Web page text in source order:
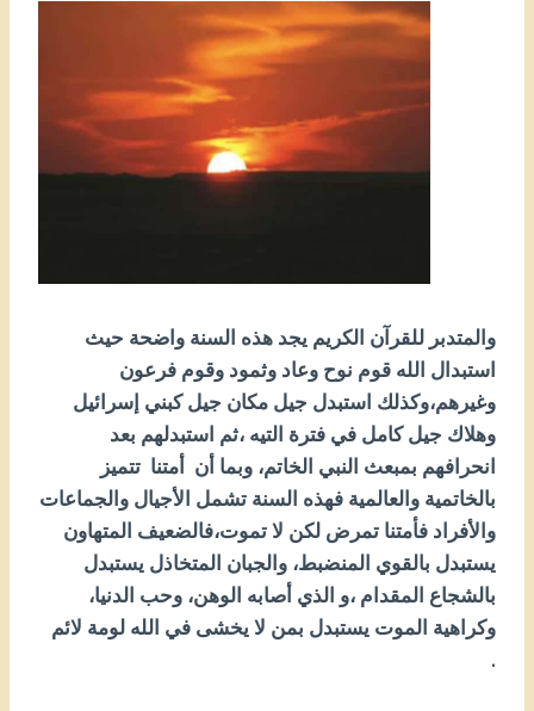
والمتدبر للقرآن الكريم يجد هذه السنة واضحة حيث
استبدال الله قوم نوح وعاد وثمود وقوم فرعون
وغيرهم،وكذلك استبدل جيل مكان جيل كبني إسرائيل
وهلاك جيل كامل في فترة التيه ،ثم استبدلهم بعد
انحرافهم بمبعث النبي الخاتم، وبما أن أمتنا تتميز
بالخاتمية والعالمية فهذه السنة تشمل الأجيال والجماعات
والأفراد فأمتنا تمرض لكن لا تموت،فالضعيف المتهاون
يستبدل بالقوي المنضبط، والجبان المتخاذل يستبدل
بالشجاع المقدام ،و الذي أصابه الوهن، وحب الدنيا،
وكراهية الموت يستبدل بمن لا يخشى في الله لومة لائم
.